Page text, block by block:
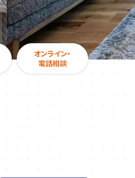
オンライン・
電話相談